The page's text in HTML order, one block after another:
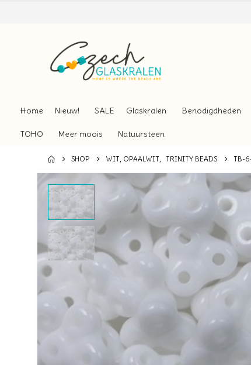
Home Nieuw! SALE Glaskralen Benodigdheden
TOHO Meer moois Natuursteen
SHOP WIT, OPAALWIT, TRINITY BEADS TB-